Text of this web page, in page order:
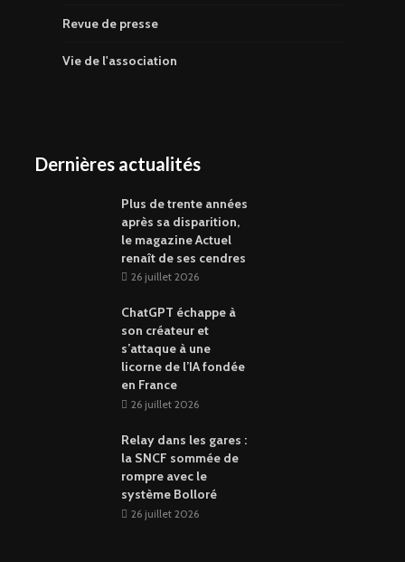
Revue de presse
Vie de l'association
Dernières actualités
Plus de trente années
après sa disparition,
le magazine Actuel
renaît de ses cendres
26 juillet 2026
ChatGPT échappe à
son créateur et
s’attaque à une
licorne de l’IA fondée
en France
26 juillet 2026
Relay dans les gares :
la SNCF sommée de
rompre avec le
système Bolloré
26 juillet 2026